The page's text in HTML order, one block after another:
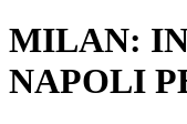
MILAN:
NAPOLI